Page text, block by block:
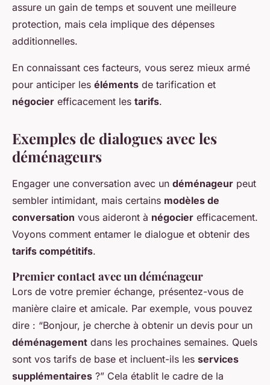
assure un gain de temps et souvent une meilleure
protection, mais cela implique des dépenses
additionnelles.
En connaissant ces facteurs, vous serez mieux armé
pour anticiper les éléments de tarification et
négocier efficacement les tarifs.
Exemples de dialogues avec les
déménageurs
Engager une conversation avec un déménageur peut
sembler intimidant, mais certains modèles de
conversation vous aideront à négocier efficacement.
Voyons comment entamer le dialogue et obtenir des
tarifs compétitifs.
Premier contact avec un déménageur
Lors de votre premier échange, présentez-vous de
manière claire et amicale. Par exemple, vous pouvez
dire : “Bonjour, je cherche à obtenir un devis pour un
déménagement dans les prochaines semaines. Quels
sont vos tarifs de base et incluent-ils les services
supplémentaires ?” Cela établit le cadre de la